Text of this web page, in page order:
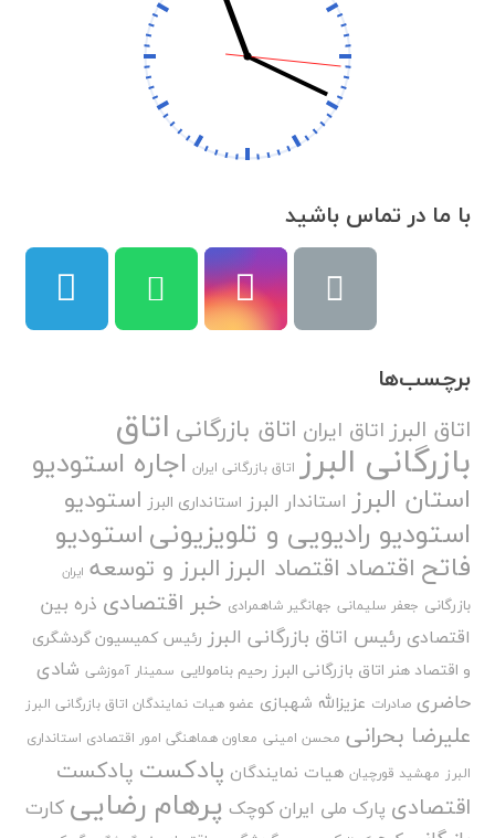
با ما در تماس باشید
برچسب‌ها
اتاق البرزاتاق ایران اتاق بازرگانی اتاق
بازرگانی البرز اتاق بازرگانی ایران اجاره استودیو
استان البرز استاندار البرز استانداری البرز استودیو
استودیو رادیویی و تلویزیونیاستودیو
فاتح اقتصاد اقتصاد البرزالبرز و توسعه ایران
بازرگانی جعفر سلیمانی جهانگیر شاهمرادی خبر اقتصادی ذره بین
اقتصادی رئیس اتاق بازرگانی البرز رئیس کمیسیون گردشگری
و اقتصاد هنر اتاق بازرگانی البرز رحیم بنامولایی سمینار آموزشی شادی
حاضری صادرات عزیزالله شهبازی عضو هیات نمایندگان اتاق بازرگانی البرز
علیرضا بحرانی محسن امینی معاون هماهنگی امور اقتصادی استانداری
البرز مهشید قورچیان هیات نمایندگان پادکست پادکست
اقتصادی پارک ملی ایران کوچک پرهام رضایی کارت